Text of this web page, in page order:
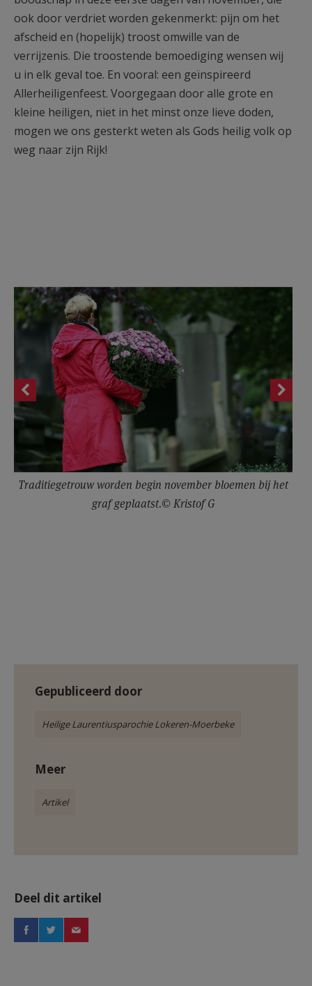
ook door verdriet worden gekenmerkt: pijn om het
afscheid en (hopelijk) troost omwille van de
verrijzenis. Die troostende bemoediging wensen wij
u in elk geval toe. En vooral: een geïnspireerd
Allerheiligenfeest. Voorgegaan door alle grote en
kleine heiligen, niet in het minst onze lieve doden,
mogen we ons gesterkt weten als Gods heilig volk op
weg naar zijn Rijk!
Traditiegetrouw worden begin november bloemen bij het
graf geplaatst.© Kristof G
Gepubliceerd door
Heilige Laurentiusparochie Lokeren-Moerbeke
Meer
Artikel
Deel dit artikel